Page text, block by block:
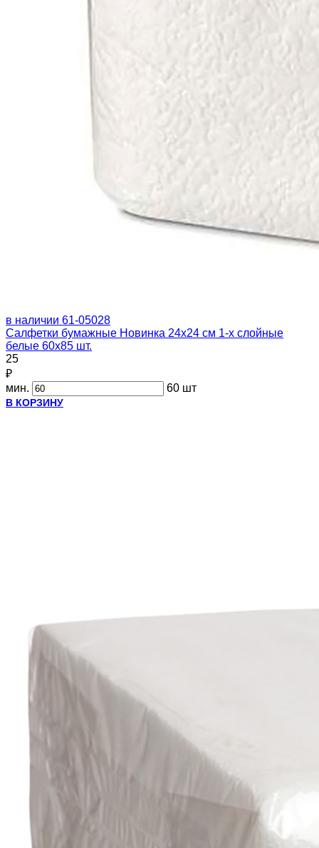
в наличии 61-05028
Салфетки бумажные Новинка 24х24 см 1-х слойные
белые 60х85 шт.
25
₽
мин.
60 шт
В КОРЗИНУ